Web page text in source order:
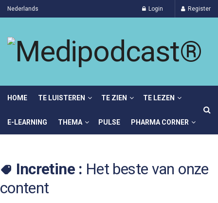
Nederlands Login Register
HOME TE LUISTEREN TE ZIEN TE LEZEN
E-LEARNING THEMA PULSE PHARMA CORNER
Incretine : Het beste van onze
content